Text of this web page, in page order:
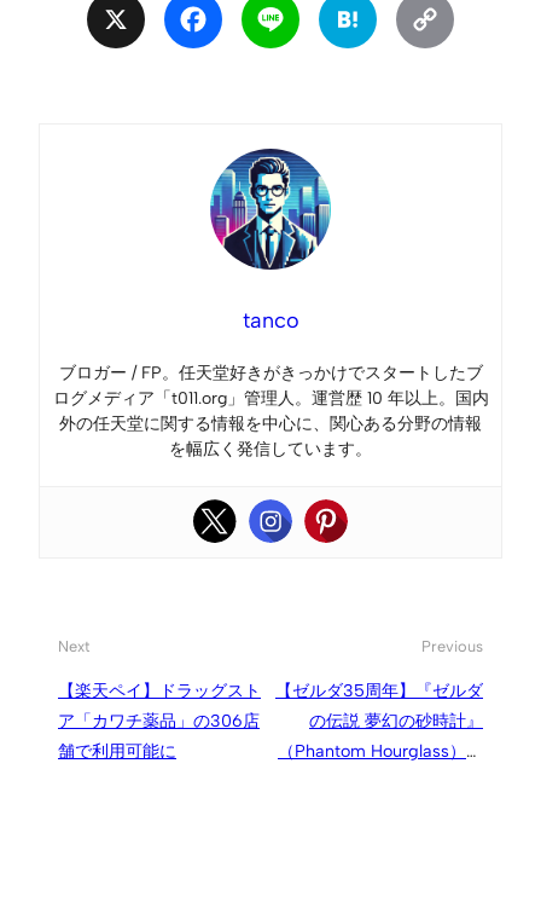
Facebook Line Hatena
tanco
ブロガー / FP。任天堂好きがきっかけでスタートしたブ
ログメディア「t011.org」管理人。運営歴 10 年以上。国内
外の任天堂に関する情報を中心に、関心ある分野の情報
を幅広く発信しています。
Next
【楽天ペイ】ドラッグスト
ア「カワチ薬品」の306店
舗で利用可能に
Previous
【ゼルダ35周年】『ゼルダ
の伝説 夢幻の砂時計』
（Phantom Hourglass）が